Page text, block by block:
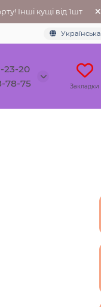
Інші кущі від 1шт
Українська
23-20
78-75
Закладки